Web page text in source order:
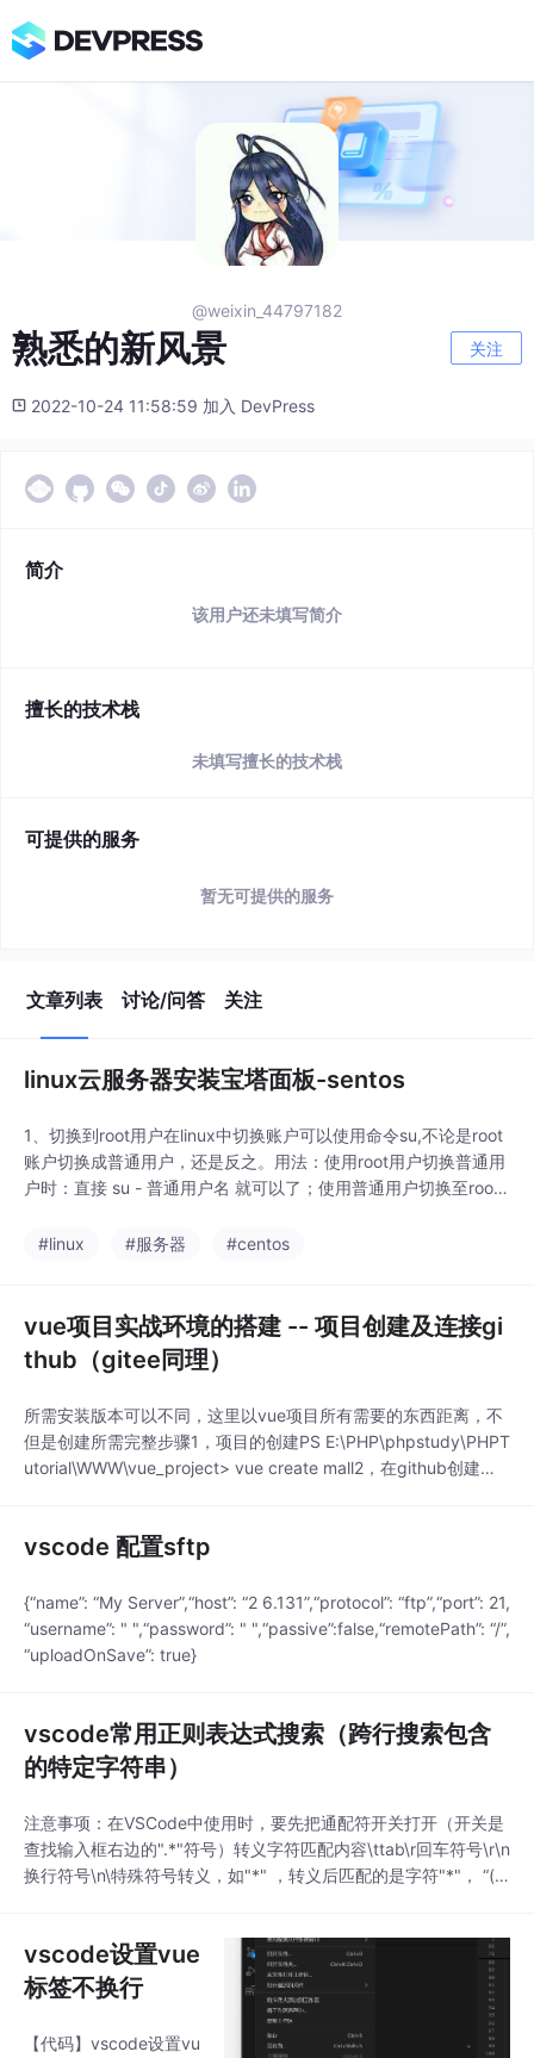
@weixin_44797182
熟悉的新风景 关注
2022-10-24 11:58:59 加入 DevPress
简介
该用户还未填写简介
擅长的技术栈
未填写擅长的技术栈
可提供的服务
暂无可提供的服务
文章列表 讨论/问答 关注
linux云服务器安装宝塔面板-sentos
1、切换到root用户在linux中切换账户可以使用命令su,不论是root
账户切换成普通用户，还是反之。用法：使用root用户切换普通用
户时：直接 su - 普通用户名 就可以了；使用普通用户切换至root
只使用"-"代表连带用户的环境变量一起切换；所以我们直接执行
#linux #服务器 #centos
vue项目实战环境的搭建 -- 项目创建及连接gi
thub（gitee同理）
所需安装版本可以不同，这里以vue项目所有需要的东西距离，不
但是创建所需完整步骤1，项目的创建PS E:\PHP\phpstudy\PHPT
utorial\WWW\vue_project> vue create mall2，在github创建项
上连接git
vscode 配置sftp
{“name”: “My Server”,“host”: “2 6.131”,“protocol”: “ftp”,“port”: 21,
“username”: " ",“password”: " ",“passive”:false,“remotePath”: “/”,
“uploadOnSave”: true}
vscode常用正则表达式搜索（跨行搜索包含
的特定字符串）
注意事项：在VSCode中使用时，要先把通配符开关打开（开关是
查找输入框右边的".*"符号）转义字符匹配内容\ttab\r回车符号\r\n
换行符号\n\特殊符号转义，如"*" ，转义后匹配的是字符"*"， “(”
a和e，其他字符都匹配[字符1-字符2]匹
vscode设置vue
标签不换行
【代码】vscode设置vu